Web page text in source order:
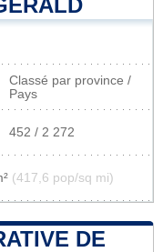
Classé par province /
Pays
452 / 2 272
(417,6 pop/sq mi)
DE